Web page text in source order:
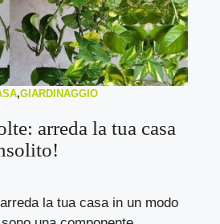
,GIARDINAGGIO
arreda la tua casa
la tua casa in un modo